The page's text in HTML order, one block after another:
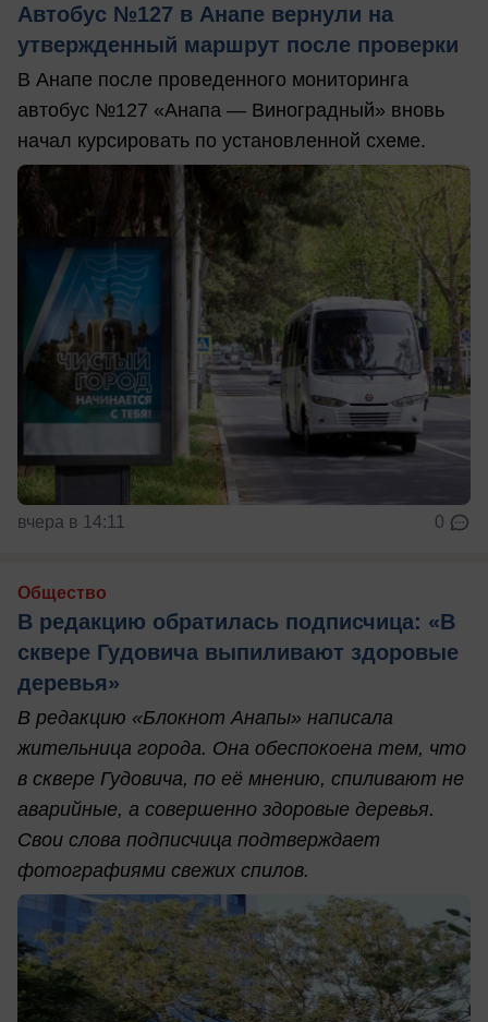
Автобус №127 в Анапе вернули на
утвержденный маршрут после проверки
В Анапе после проведенного мониторинга
автобус №127 «Анапа — Виноградный» вновь
начал курсировать по установленной схеме.
вчера в 14:11 0
Общество
В редакцию обратилась подписчица: «В
сквере Гудовича выпиливают здоровые
деревья»
В редакцию «Блокнот Анапы» написала
жительница города. Она обеспокоена тем, что
в сквере Гудовича, по её мнению, спиливают не
аварийные, а совершенно здоровые деревья.
Свои слова подписчица подтверждает
фотографиями свежих спилов.